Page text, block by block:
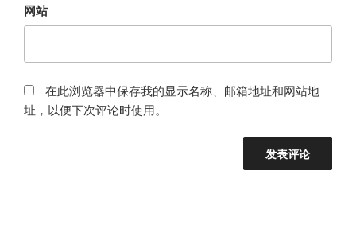
网站
在此浏览器中保存我的显示名称、邮箱地址和网站地
址，以便下次评论时使用。